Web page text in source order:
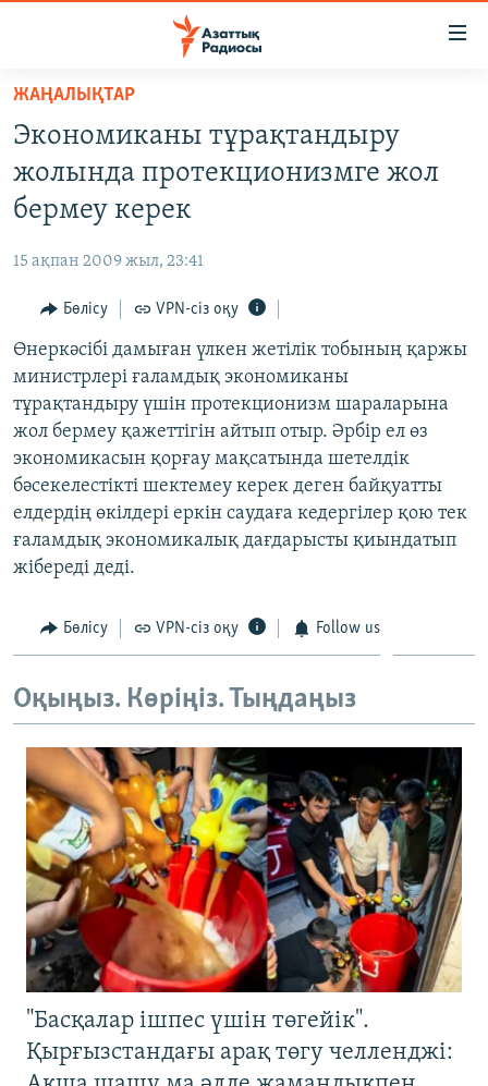
Skip
main
content
Skip
main
Search
AZATTYQTV
АДАМ ҚҰҚЫҚТАРЫ
ӘЛЕУМЕТ
ӘЛЕМ
АРНАЙЫ ЖОБАЛАР
Русский
ЖАЗЫЛЫҢЫЗ
ЖАҢАЛЫҚТАР
Экономиканы тұрақтандыру
жолында протекционизмге жол
бермеу керек
15 ақпан 2009 жыл, 23:41
Бөлісу VPN-сіз оқу
Өнеркәсібі дамыған үлкен жетілік тобының қаржы
министрлері ғаламдық экономиканы
тұрақтандыру үшін протекционизм шараларына
жол бермеу қажеттігін айтып отыр. Әрбір ел өз
экономикасын қорғау мақсатында шетелдік
бәсекелестікті шектемеу керек деген байқуатты
елдердің өкілдері еркін саудаға кедергілер қою тек
ғаламдық экономикалық дағдарысты қиындатып
жібереді деді.
Бөлісу VPN-сіз оқу Follow us
Оқыңыз. Көріңіз. Тыңдаңыз
"Басқалар ішпес үшін төгейік".
Қырғызстандағы арақ төгу челленджі: